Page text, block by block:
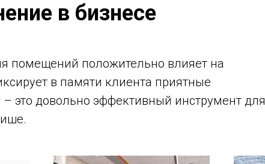
в бизнесе
помещений положительно влияет на
в памяти клиента приятные
это довольно эффективный инструмент для